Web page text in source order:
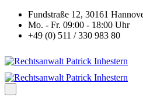
Fundstraße 12, 30161
Mo. - Fr. 09:00 - 18:00 Uhr
+49 (0) 511 / 330 983 80